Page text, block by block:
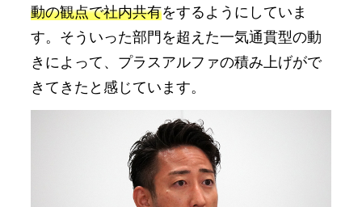
動の観点で社内共有をするようにしていま
す。そういった部門を超えた一気通貫型の動
きによって、プラスアルファの積み上げがで
きてきたと感じています。